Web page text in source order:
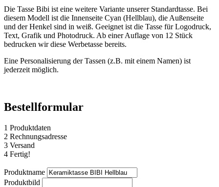
Die Tasse Bibi ist eine weitere Variante unserer Standardtasse. Bei
diesem Modell ist die Innenseite Cyan (Hellblau), die Außenseite
und der Henkel sind in weiß. Geeignet ist die Tasse für Logodruck,
Text, Grafik und Photodruck. Ab einer Auflage von 12 Stück
bedrucken wir diese Werbetasse bereits.
Eine Personalisierung der Tassen (z.B. mit einem Namen) ist
jederzeit möglich.
Bestellformular
1 Produktdaten
2 Rechnungsadresse
3 Versand
4 Fertig!
Produktname
Produktbild